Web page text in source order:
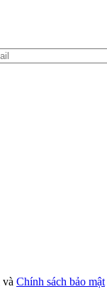
và Chính sách bảo mật